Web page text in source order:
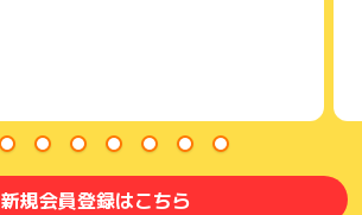
新規会員登録はこちら